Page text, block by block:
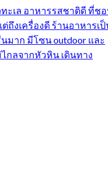
ะเล อาหารรสชาติดี ที่ช
งเครื่องดี ร้านอาหารเ
มาก มีโซน outdoor และ
กลจากหัวหิน เดินทาง